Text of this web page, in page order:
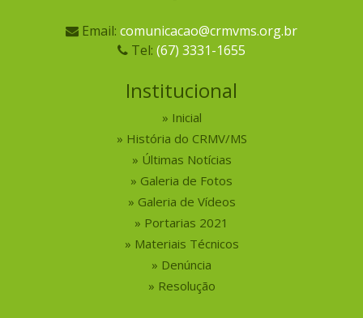
Email: comunicacao@crmvms.org.br
Tel: (67) 3331-1655
Institucional
Inicial
História do CRMV/MS
Últimas Notícias
Galeria de Fotos
Galeria de Vídeos
Portarias 2021
Materiais Técnicos
Denúncia
Resolução